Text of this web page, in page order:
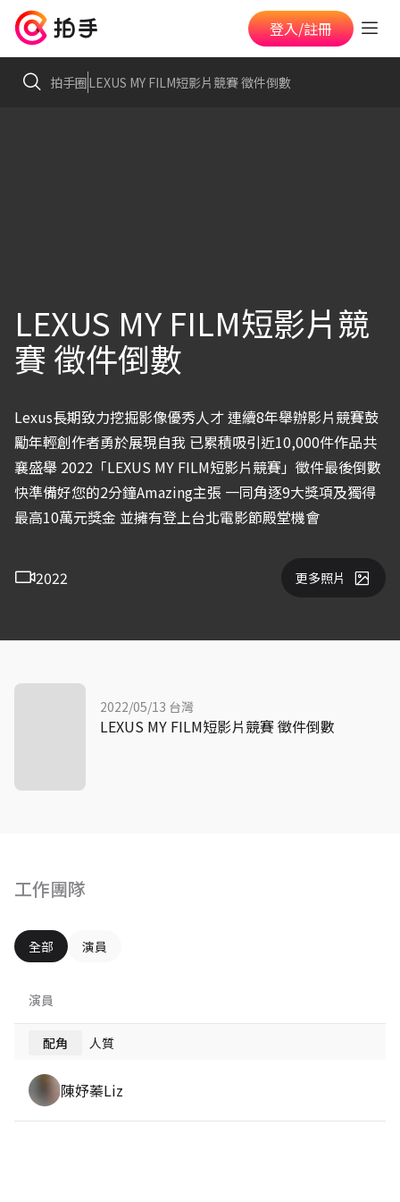
登入/註冊
拍手圈LEXUS MY FILM短影片競賽 徵件倒數
LEXUS MY FILM短影片競
賽 徵件倒數
Lexus長期致力挖掘影像優秀人才 連續8年舉辦影片競賽鼓
勵年輕創作者勇於展現自我 已累積吸引近10,000件作品共
襄盛舉 2022「LEXUS MY FILM短影片競賽」徵件最後倒數
快準備好您的2分鐘Amazing主張 一同角逐9大獎項及獨得
最高10萬元獎金 並擁有登上台北電影節殿堂機會
2022 更多照片
工作團隊
全部 演員
演員
配角 人質
陳妤蓁Liz
2022/05/13 台灣
LEXUS MY FILM短影片競賽 徵件倒數